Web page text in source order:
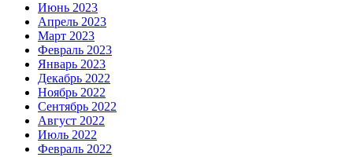
Июнь 2023
Апрель 2023
Март 2023
Февраль 2023
Январь 2023
Декабрь 2022
Ноябрь 2022
Сентябрь 2022
Август 2022
Июль 2022
Февраль 2022